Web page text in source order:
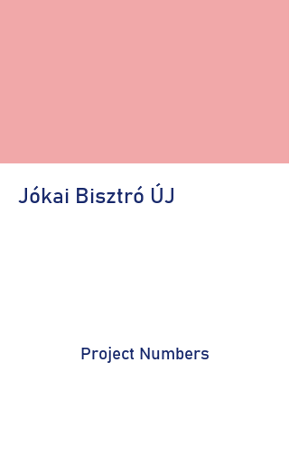
Jókai Bisztró ÚJ
Project Numbers